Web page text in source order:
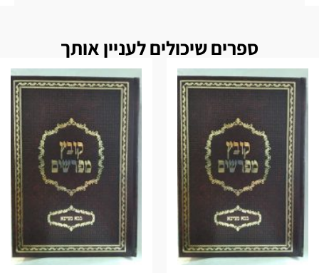
ספרים שיכולים לעניין אותך